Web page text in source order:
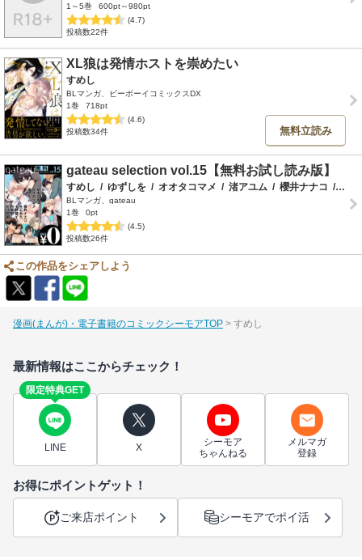
1～5巻
600pt～980pt
(4.7)
投稿数22件
XL狼は発情ホストを崇めたい
すめし
BLマンガ、ビーボーイコミックスDX
1巻
718pt
(4.6)
投稿数34件
無料立読み
gateau selection vol.15【無料お試し読み版】
すめし / ゆずしを / オオタコマメ / 渚アユム / 櫻井ナナコ / さ
BLマンガ、gateau
1巻
0pt
(4.5)
投稿数26件
この作品をシェアしよう
漫画(まんが)・電子書籍のコミックシーモアTOP すめし
最新情報はここからチェック！
限定特典GET
LINE X
シーモア
ちゃんねる
メルマガ
登録
お得にポイントゲット！
ご来店ポイント シーモアでポイ活